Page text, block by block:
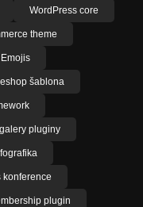
WordPress core
theme
šablona
pluginy
konference
plugin